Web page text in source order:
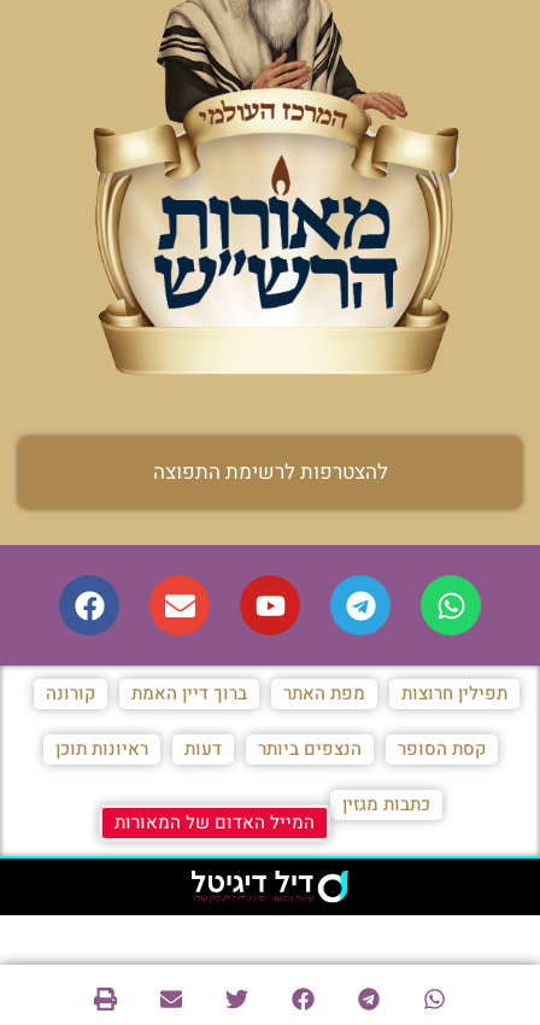
להצטרפות לרשימת התפוצה
תפילין חרוצות מפת האתר ברוך דיין האמת קורונה
קסת הסופר הנצפים ביותר דעות ראיונות תוכן
כתבות מגזין
המייל האדום של המאורות